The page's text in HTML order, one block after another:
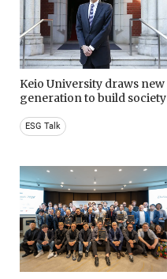
Keio University draws new
generation to build society
ESG Talk